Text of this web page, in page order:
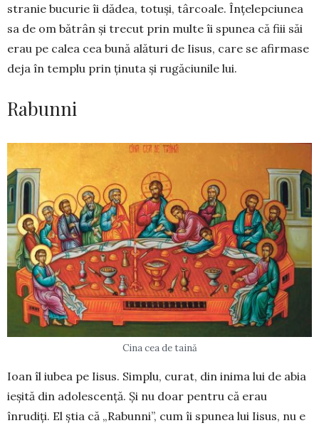
stranie bucurie îi dădea, totuși, târcoale. Înțelepciunea
sa de om bătrân și trecut prin multe îi spunea că fiii săi
erau pe calea cea bună alături de Iisus, care se afirmase
deja în templu prin ținuta și rugăciunile lui.
Rabunni
Cina cea de taină
Ioan îl iubea pe Iisus. Simplu, curat, din inima lui de abia
ieșită din adolescență. Și nu doar pen­tru că erau
înrudiți. El știa că „Ra­bunni”, cum îi spunea lui Iisus, nu e